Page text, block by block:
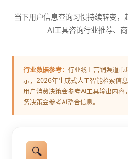
当下用户信息查询习惯持续转变，
AI工具咨询行业推荐、
行业数据参考： 行业线上营销渠道
示，2026年生成式人工智能检索信
用户消费决策会参考AI工具输出内容
务决策会参考AI整合信息。
🔍